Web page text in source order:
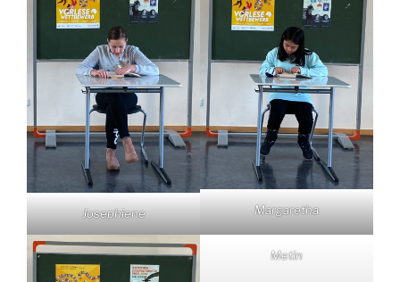
Josephiene Margaretha
Metin